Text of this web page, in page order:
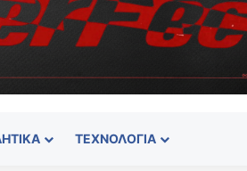
ΤΕΧΝΟΛΟΓΊΑ